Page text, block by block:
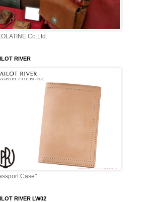
Co.Ltd.
RIVER
Case"
RIVER LW02